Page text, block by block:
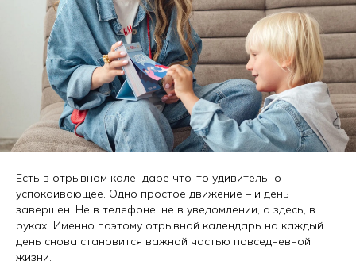
Есть в отрывном календаре что-то удивительно
успокаивающее. Одно простое движение – и день
завершен. Не в телефоне, не в уведомлении, а здесь, в
руках. Именно поэтому отрывной календарь на каждый
день снова становится важной частью повседневной
жизни.